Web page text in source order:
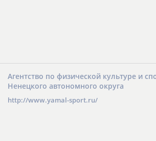
Агентство по физической культуре и
Ненецкого автономного округа
http://www.yamal-sport.ru/